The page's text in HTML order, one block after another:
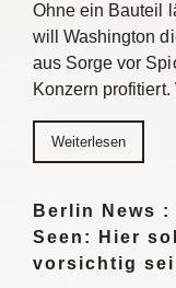
Ohne ein Bauteil
will Washington
aus Sorge vor
Konzern profitiert.
Weiterlesen
Berlin News
Seen: Hier
vorsichtig